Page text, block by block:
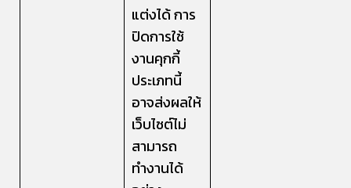
แต่งได้ การ
ปิดการใช้
งานคุกกี้
ประเภทนี้
อาจส่งผลให้
เว็บไซต์ไม่
สามารถ
ทำงานได้